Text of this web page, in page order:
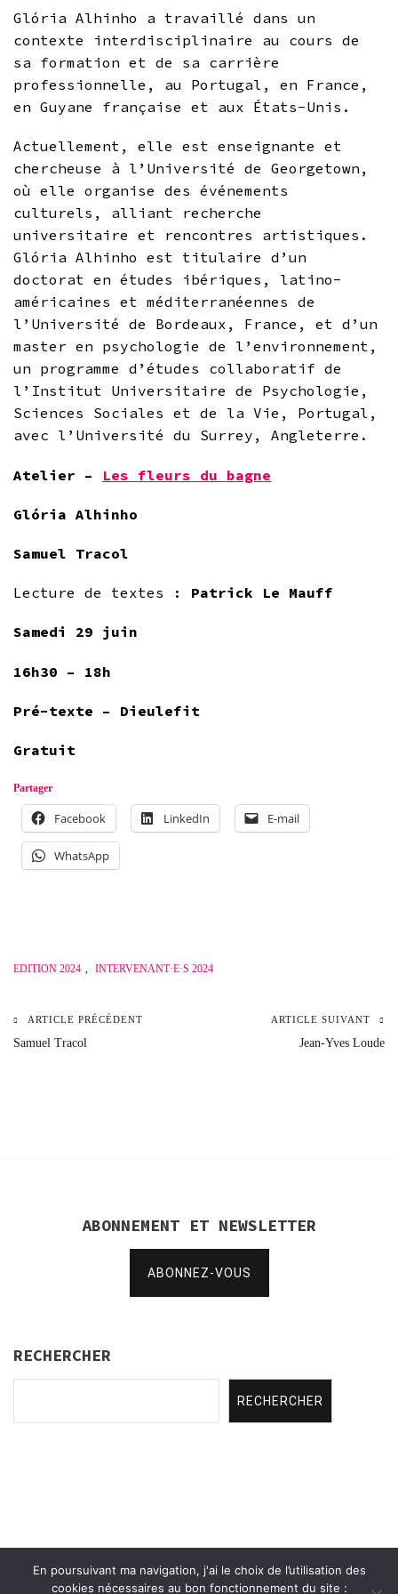
Glória Alhinho a travaillé dans un
contexte interdisciplinaire au cours de
sa formation et de sa carrière
professionnelle, au Portugal, en France,
en Guyane française et aux États-Unis.
Actuellement, elle est enseignante et
chercheuse à l’Université de Georgetown,
où elle organise des événements
culturels, alliant recherche
universitaire et rencontres artistiques.
Glória Alhinho est titulaire d’un
doctorat en études ibériques, latino-
américaines et méditerranéennes de
l’Université de Bordeaux, France, et d’un
master en psychologie de l’environnement,
un programme d’études collaboratif de
l’Institut Universitaire de Psychologie,
Sciences Sociales et de la Vie, Portugal,
avec l’Université du Surrey, Angleterre.
Atelier – Les fleurs du bagne
Glória Alhinho
Samuel Tracol
Lecture de textes : Patrick Le Mauff
Samedi 29 juin
16h30 – 18h
Pré-texte – Dieulefit
Gratuit
Partager
Facebook LinkedIn E-mail
WhatsApp
EDITION 2024 , INTERVENANT·E·S 2024
Navigation
ARTICLE PRÉCÉDENT
Samuel Tracol
ARTICLE SUIVANT
Jean-Yves Loude
ABONNEMENT ET NEWSLETTER
ABONNEZ-VOUS
RECHERCHER
RECHERCHER
Copyright © 2021 Concertina Rencontres .
En poursuivant ma navigation, j'ai le choix de l’utilisation des
cookies nécessaires au bon fonctionnement du site :